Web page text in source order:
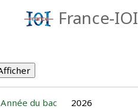
France-IOI
Année du bac 2026